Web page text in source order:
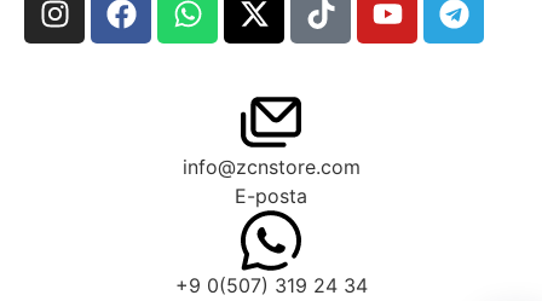
info@zcnstore.com
E-posta
+9 0(507) 319 24 34